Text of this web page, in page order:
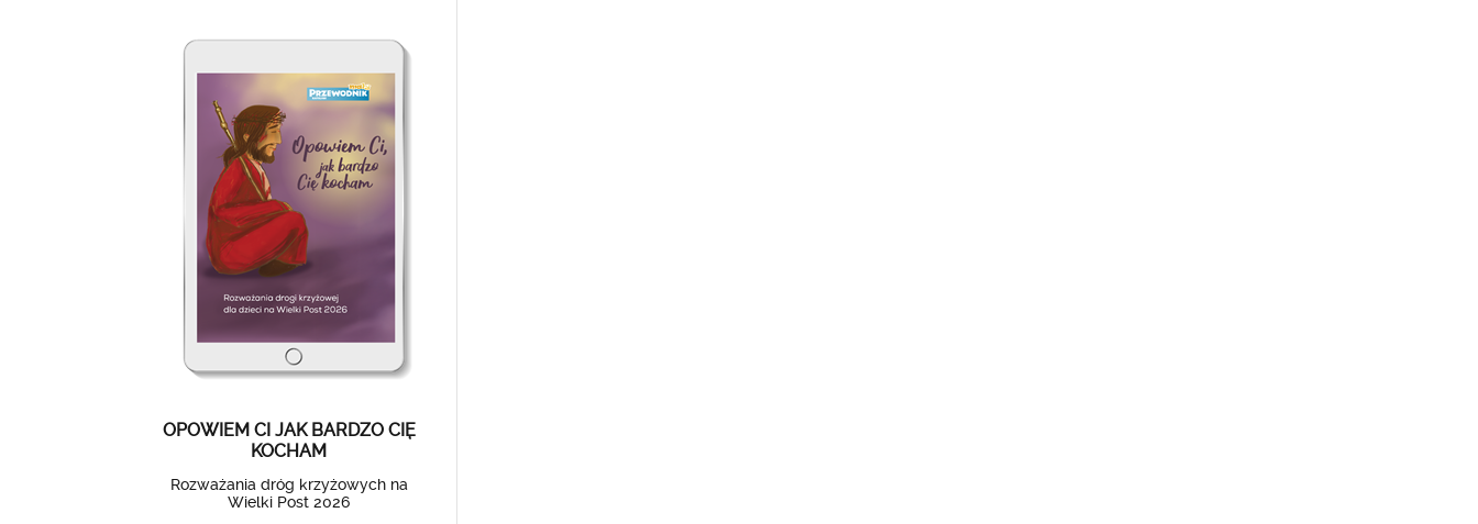
OPOWIEM CI JAK BARDZO CIĘ
KOCHAM
Rozważania dróg krzyżowych na
Wielki Post 2026